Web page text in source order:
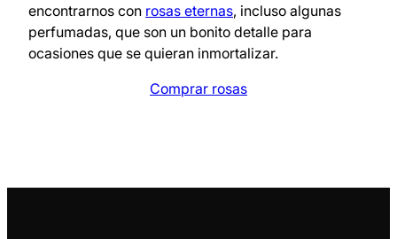
encontrarnos con rosas eternas, incluso algunas
perfumadas, que son un bonito detalle para
ocasiones que se quieran inmortalizar.
Comprar rosas